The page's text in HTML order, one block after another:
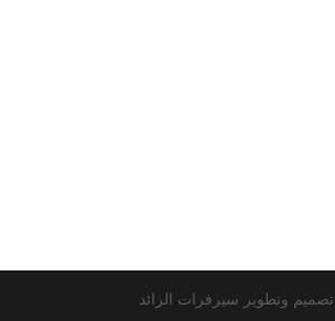
تصميم وتطوير سيرفرات الرائد